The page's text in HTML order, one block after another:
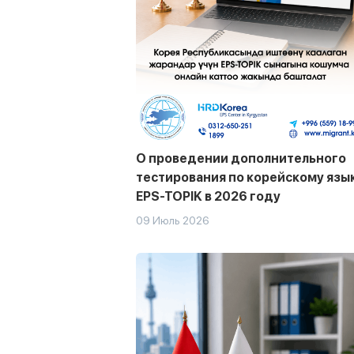
О проведении дополнительного
тестирования по корейскому
EPS-TOPIK в 2026 году
09 Июль 2026